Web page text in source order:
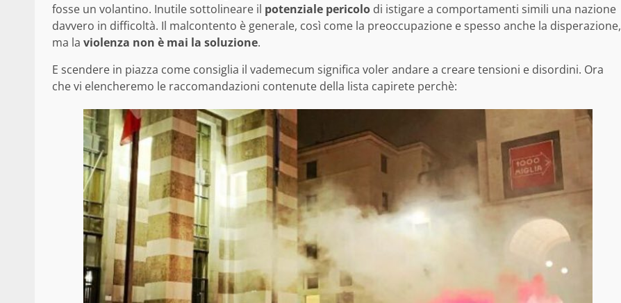
fosse un volantino. Inutile sottolineare il potenziale pericolo di istigare a comportamenti simili una nazione
davvero in difficoltà. Il malcontento è generale, così come la preoccupazione e spesso anche la disperazione,
ma la violenza non è mai la soluzione.
E scendere in piazza come consiglia il vademecum significa voler andare a creare tensioni e disordini. Ora
che vi elencheremo le raccomandazioni contenute della lista capirete perchè: